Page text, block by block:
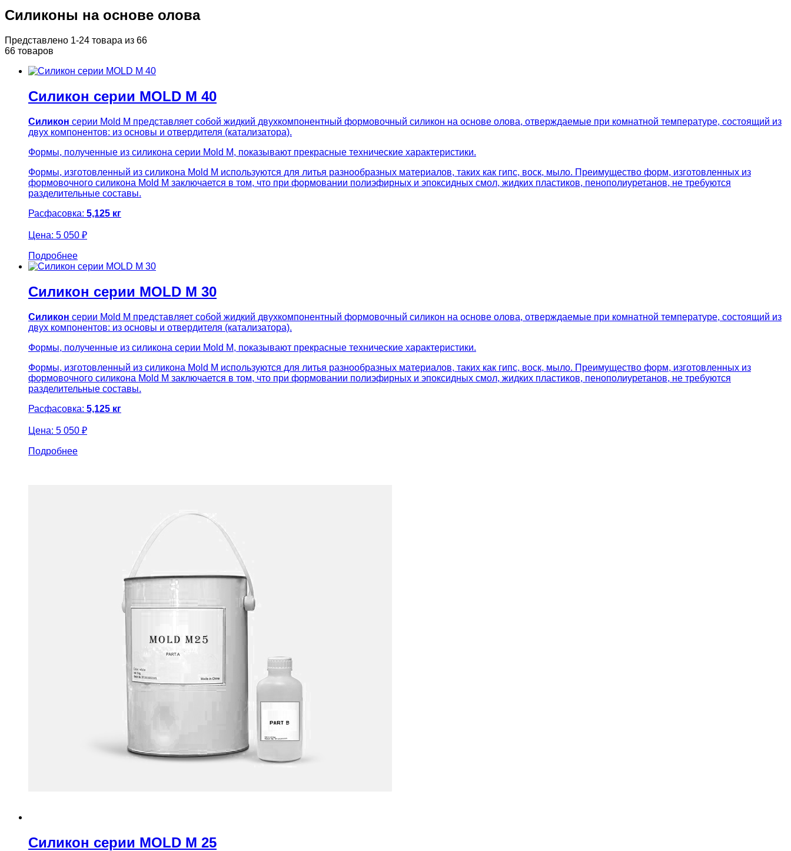
Cиликоны на основе олова
Представлено 1-24 товара из 66
66 товаров
Силикон серии MOLD M 40
Силикон серии Mold M представляет собой жидкий двухкомпонентный формовочный силикон на основе олова, отверждаемые при комнатной температуре, состоящий из
двух компонентов: из основы и отвердителя (катализатора).
Формы, полученные из силикона серии Mold M, показывают прекрасные технические характеристики.
Формы, изготовленный из силикона Mold M используются для литья разнообразных материалов, таких как гипс, воск, мыло. Преимущество форм, изготовленных из
формовочного силикона Mold M заключается в том, что при формовании полиэфирных и эпоксидных смол, жидких пластиков, пенополиуретанов, не требуются
разделительные составы.
Расфасовка: 5,125 кг
Цена: 5 050 ₽
Подробнее
Силикон серии MOLD M 30
Силикон серии Mold M представляет собой жидкий двухкомпонентный формовочный силикон на основе олова, отверждаемые при комнатной температуре, состоящий из
двух компонентов: из основы и отвердителя (катализатора).
Формы, полученные из силикона серии Mold M, показывают прекрасные технические характеристики.
Формы, изготовленный из силикона Mold M используются для литья разнообразных материалов, таких как гипс, воск, мыло. Преимущество форм, изготовленных из
формовочного силикона Mold M заключается в том, что при формовании полиэфирных и эпоксидных смол, жидких пластиков, пенополиуретанов, не требуются
разделительные составы.
Расфасовка: 5,125 кг
Цена: 5 050 ₽
Подробнее
Силикон серии MOLD M 25